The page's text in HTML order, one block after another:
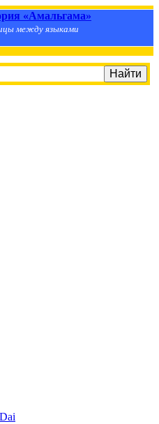
«Амальгама»
между языками